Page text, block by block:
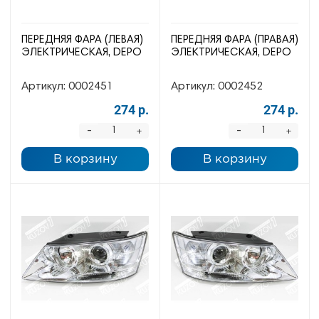
ПЕРЕДНЯЯ ФАРА (ЛЕВАЯ)
ЭЛЕКТРИЧЕСКАЯ, DEPO
Артикул: 0002451
274 р.
+
-
В корзину
ПЕРЕДНЯЯ ФАРА (ПРАВАЯ)
ЭЛЕКТРИЧЕСКАЯ, DEPO
Артикул: 0002452
274 р.
+
-
В корзину